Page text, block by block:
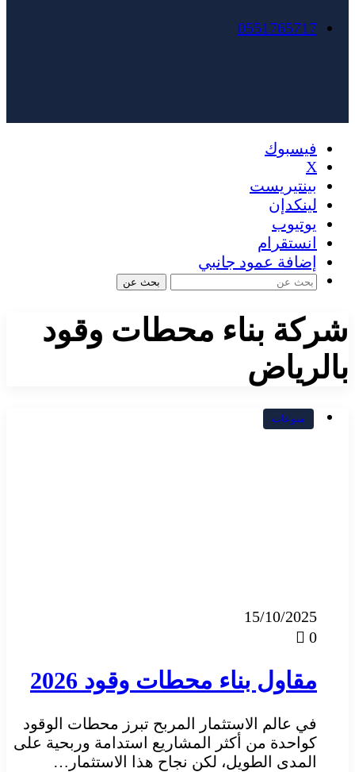
0551765717
فيسبوك
X
بينتيريست
لينكدإن
يوتيوب
انستقرام
إضافة عمود جانبي
بحث عن
شركة بناء محطات وقود
بالرياض
منوعات
15/10/2025
0
مقاول بناء محطات وقود 2026
في عالم الاستثمار المربح تبرز محطات الوقود
كواحدة من أكثر المشاريع استدامة وربحية على
المدى الطويل، لكن نجاح هذا الاستثمار…